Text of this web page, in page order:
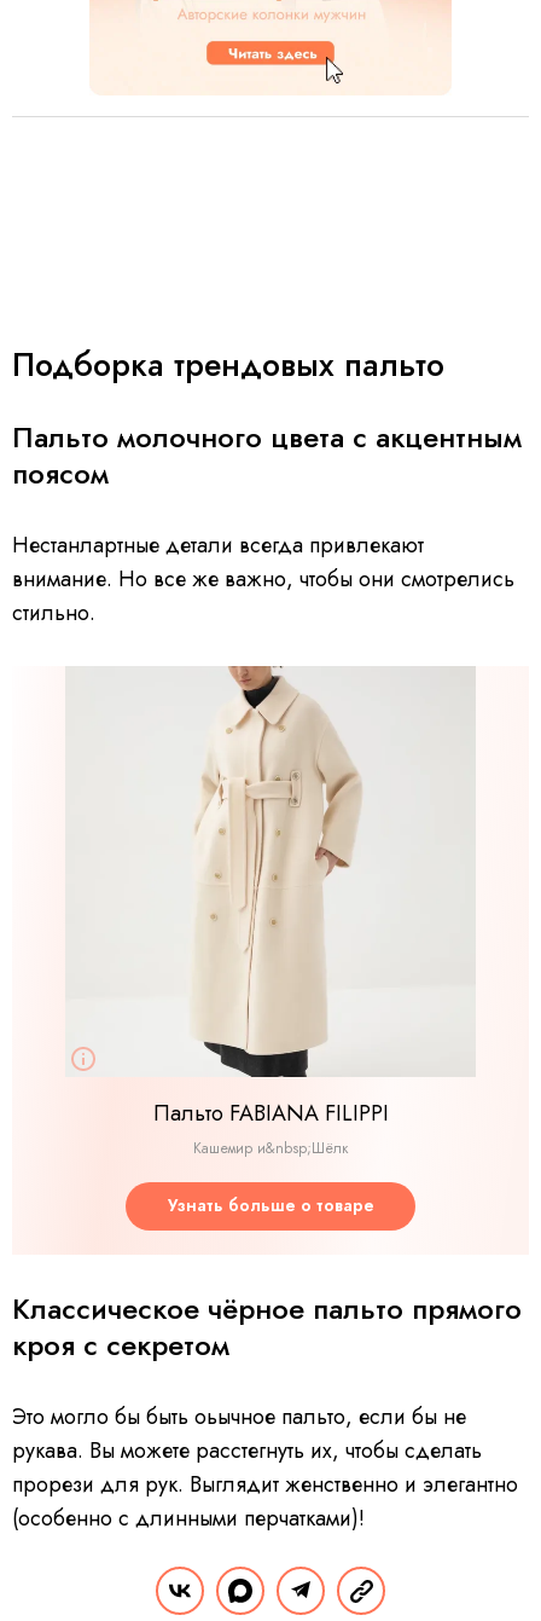
Подборка трендовых пальто
Пальто молочного цвета с акцентным
поясом
Нестанлартные детали всегда привлекают
внимание. Но все же важно, чтобы они смотрелись
стильно.
Пальто FABIANA FILIPPI
Кашемир и&nbsp;Шёлк
Узнать больше о товаре
Классическое чёрное пальто прямого
кроя с секретом
Это могло бы быть оьычное пальто, если бы не
рукава. Вы можете расстегнуть их, чтобы сделать
прорези для рук. Выглядит женственно и элегантно
(особенно с длинными перчатками)!
РЕКЛАМА – ПРОДОЛЖЕНИЕ НИЖЕ